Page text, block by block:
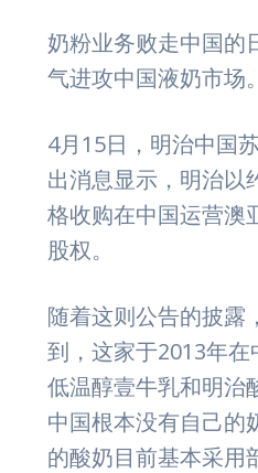
奶粉业务败走中国的
气进攻中国液奶市场。
4月15日，明治中国
出消息显示，明治以
格收购在中国运营澳
股权。
随着这则公告的披露
到，这家于2013年
低温醇壹牛乳和明治
中国根本没有自己的
的酸奶目前基本采用